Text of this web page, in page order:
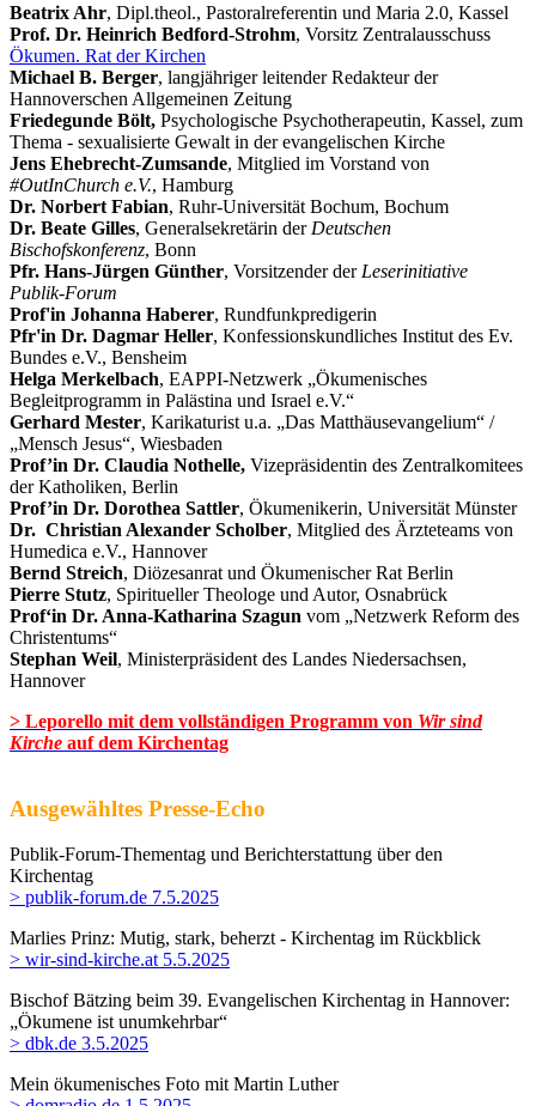
Beatrix Ahr, Dipl.theol., Pastoralreferentin und Maria 2.0, Kassel
Prof. Dr. Heinrich Bedford-Strohm, Vorsitz Zentralausschuss
Ökumen. Rat der Kirchen
Michael B. Berger, langjähriger leitender Redakteur der
Hannoverschen Allgemeinen Zeitung
Friedegunde Bölt, Psychologische Psychotherapeutin, Kassel, zum
Thema - sexualisierte Gewalt in der evangelischen Kirche
Jens Ehebrecht-Zumsande, Mitglied im Vorstand von
#OutInChurch e.V., Hamburg
Dr. Norbert Fabian, Ruhr-Universität Bochum, Bochum
Dr. Beate Gilles, Generalsekretärin der Deutschen
Bischofskonferenz, Bonn
Pfr. Hans-Jürgen Günther, Vorsitzender der Leserinitiative
Publik-Forum
Prof'in Johanna Haberer, Rundfunkpredigerin
Pfr'in Dr. Dagmar Heller, Konfessionskundliches Institut des Ev.
Bundes e.V., Bensheim
Helga Merkelbach, EAPPI-Netzwerk „Ökumenisches
Begleitprogramm in Palästina und Israel e.V.“
Gerhard Mester, Karikaturist u.a. „Das Matthäusevangelium“ /
„Mensch Jesus“, Wiesbaden
Prof’in Dr. Claudia Nothelle, Vizepräsidentin des Zentralkomitees
der Katholiken, Berlin
Prof’in Dr. Dorothea Sattler, Ökumenikerin, Universität Münster
Dr. Christian Alexander Scholber, Mitglied des Ärzteteams von
Humedica e.V., Hannover
Bernd Streich, Diözesanrat und Ökumenischer Rat Berlin
Pierre Stutz, Spiritueller Theologe und Autor, Osnabrück
Prof‘in Dr. Anna-Katharina Szagun vom „Netzwerk Reform des
Christentums“
Stephan Weil, Ministerpräsident des Landes Niedersachsen,
Hannover
> Leporello mit dem vollständigen Programm von Wir sind
Kirche auf dem Kirchentag
Ausgewähltes Presse-Echo
Publik-Forum-Thementag und Berichterstattung über den
Kirchentag
> publik-forum.de 7.5.2025
Marlies Prinz: Mutig, stark, beherzt - Kirchentag im Rückblick
> wir-sind-kirche.at 5.5.2025
Bischof Bätzing beim 39. Evangelischen Kirchentag in Hannover:
„Ökumene ist unumkehrbar“
> dbk.de 3.5.2025
Mein ökumenisches Foto mit Martin Luther